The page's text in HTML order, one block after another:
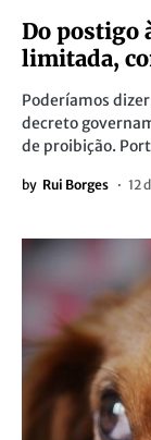
Do postigo
limitada,
Poderíamos
decreto
de proibição.
by Rui Borges 12